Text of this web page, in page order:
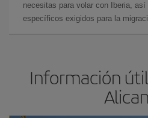
necesitas para volar con Iberia,
específicos exigidos para la
Información